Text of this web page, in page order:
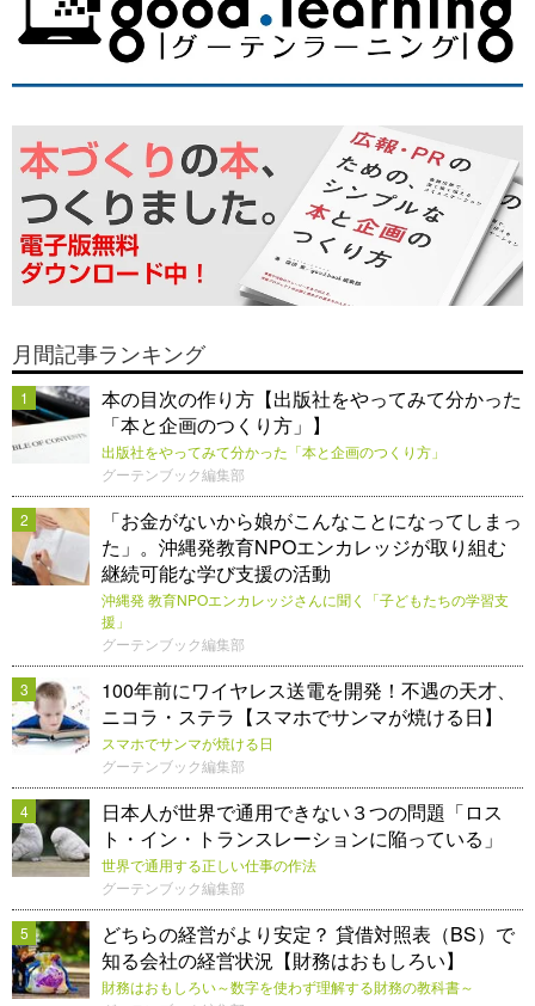
月間記事ランキング
1
本の目次の作り方【出版社をやってみて分かった
「本と企画のつくり方」】
出版社をやってみて分かった「本と企画のつくり方」
グーテンブック編集部
2
「お金がないから娘がこんなことになってしまっ
た」。沖縄発教育NPOエンカレッジが取り組む
継続可能な学び支援の活動
沖縄発 教育NPOエンカレッジさんに聞く「子どもたちの学習支
援」
グーテンブック編集部
3
100年前にワイヤレス送電を開発！不遇の天才、
ニコラ・ステラ【スマホでサンマが焼ける日】
スマホでサンマが焼ける日
グーテンブック編集部
4
日本人が世界で通用できない３つの問題「ロス
ト・イン・トランスレーションに陥っている」
世界で通用する正しい仕事の作法
グーテンブック編集部
5
どちらの経営がより安定？ 貸借対照表（BS）で
知る会社の経営状況【財務はおもしろい】
財務はおもしろい～数字を使わず理解する財務の教科書～